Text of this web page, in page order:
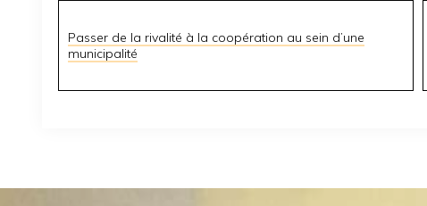
Passer de la rivalité à la coopération au sein d’une
municipalité